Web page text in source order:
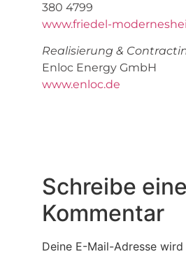
380 4799
www.friedel-
Realisierung &
Enloc Energy GmbH
www.enloc.de
Schreibe
Kommentar
Deine E-Mail-Adresse